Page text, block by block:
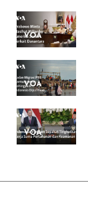
VOA
VOA
VOA